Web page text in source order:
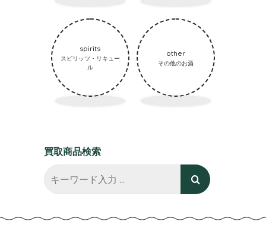
spirits
スピリッツ・リキュー
ル
other
その他のお酒
買取商品検索